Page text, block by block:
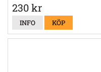
230 kr
INFO KÖP